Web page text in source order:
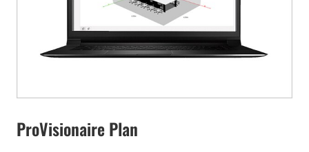
ProVisionaire Plan